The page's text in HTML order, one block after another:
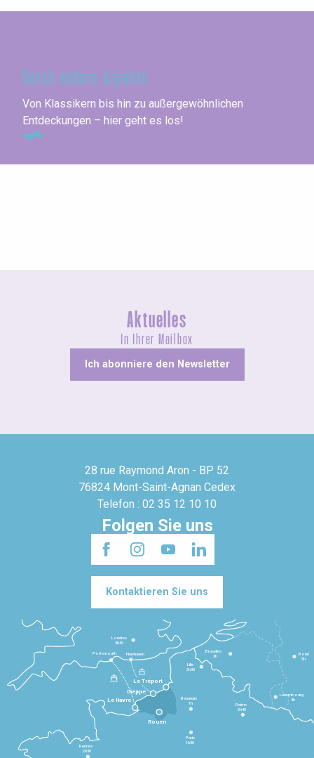
Durch andere Aspekte
Von Klassikern bis hin zu außergewöhnlichen
Entdeckungen – hier geht es los!
Aktuelles
In Ihrer Mailbox
Ich abonniere den Newsletter
28 rue Raymond Aron - BP 52
76824 Mont-Saint-Agnan Cedex
Telefon : 02 35 12 10 10
Folgen Sie uns
Kontaktieren Sie uns
Le Havre
Dieppe
Le Tréport
Rennes
2h30
Paris
1h30
Beauvais
1h
Reims
2h45
Lille
2h30
Bruxelles
3h
Londres
3h30
Newhaven
Portsmouth
Bonn
5h
Luxembourg
4h
Rouen